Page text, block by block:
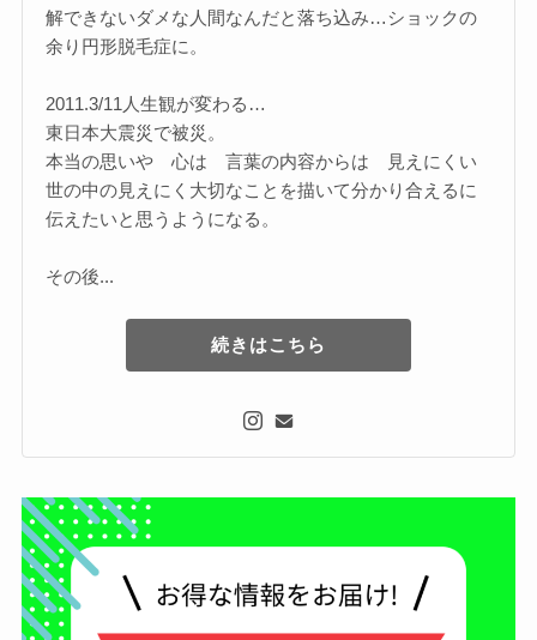
解できないダメな人間なんだと落ち込み…ショックの
余り円形脱毛症に。
2011.3/11人生観が変わる…
東日本大震災で被災。
本当の思いや 心は 言葉の内容からは 見えにくい
世の中の見えにく大切なことを描いて分かり合えるに
伝えたいと思うようになる。
その後...
続きはこちら